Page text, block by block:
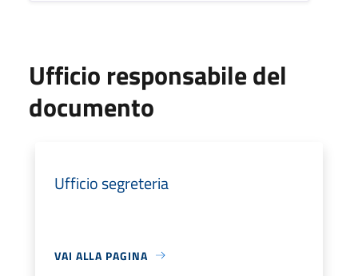
Ufficio responsabile del
documento
Ufficio segreteria
VAI ALLA PAGINA